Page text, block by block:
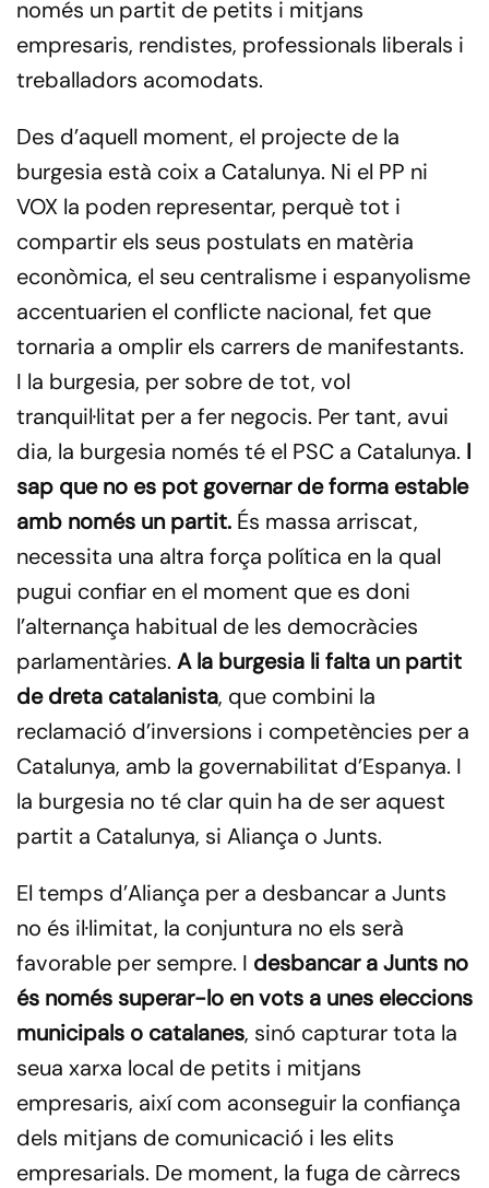
només un partit de petits i mitjans
empresaris, rendistes, professionals liberals i
treballadors acomodats.
Des d’aquell moment, el projecte de la
burgesia està coix a Catalunya. Ni el PP ni
VOX la poden representar, perquè tot i
compartir els seus postulats en matèria
econòmica, el seu centralisme i espanyolisme
accentuarien el conflicte nacional, fet que
tornaria a omplir els carrers de manifestants.
I la burgesia, per sobre de tot, vol
tranquil·litat per a fer negocis. Per tant, avui
dia, la burgesia només té el PSC a Catalunya. I
sap que no es pot governar de forma estable
amb només un partit. És massa arriscat,
necessita una altra força política en la qual
pugui confiar en el moment que es doni
l’alternança habitual de les democràcies
parlamentàries. A la burgesia li falta un partit
de dreta catalanista, que combini la
reclamació d’inversions i competències per a
Catalunya, amb la governabilitat d’Espanya. I
la burgesia no té clar quin ha de ser aquest
partit a Catalunya, si Aliança o Junts.
El temps d’Aliança per a desbancar a Junts
no és il·limitat, la conjuntura no els serà
favorable per sempre. I desbancar a Junts no
és només superar-lo en vots a unes eleccions
municipals o catalanes, sinó capturar tota la
seua xarxa local de petits i mitjans
empresaris, així com aconseguir la confiança
dels mitjans de comunicació i les elits
empresarials. De moment, la fuga de càrrecs